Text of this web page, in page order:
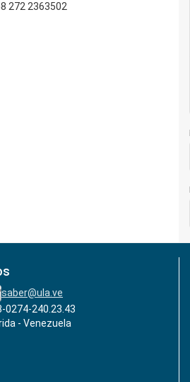
272 2363502
saber@ula.ve
0274-240.23.43
- Venezuela